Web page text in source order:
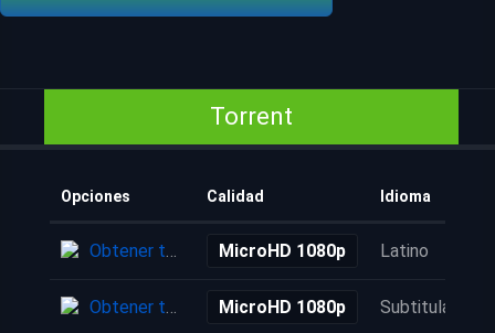
Torrent
Opciones Calidad Idioma
Obtener torrent MicroHD 1080p Latino
Obtener torrent MicroHD 1080p Subtitulada